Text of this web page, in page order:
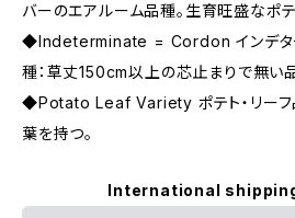
バーのエアルーム品種。生育旺盛なポテ
◆Indeterminate = Cordon インデター
種：草丈150cm以上の芯止まりで無い
◆Potato Leaf Variety ポテト・リーフ
葉を持つ。
International